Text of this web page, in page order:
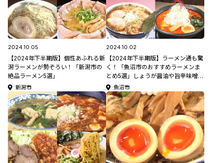
2024.10.05
【2024年下半期版】個性あふれる新
潟ラーメンが勢ぞろい！「新潟市の
絶品ラーメン5選」
新潟市
2024.10.02
【2024年下半期版】ラーメン通も驚
く！「魚沼市のおすすめラーメンま
とめ5選」しょうが醤油や旨辛味噌な
どいろんな味が楽しめる♪
魚沼市